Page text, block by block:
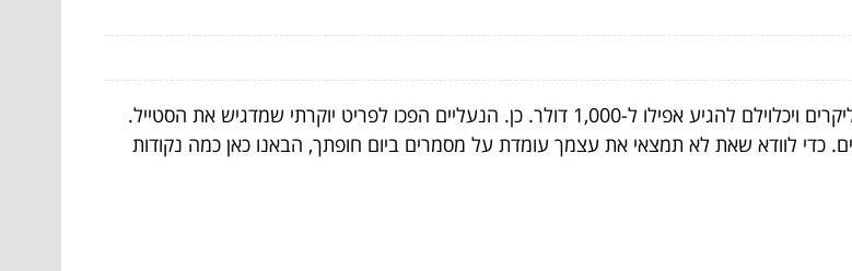
בחירת נעלי כלה היא דבר משמעותי לכל כלה. גם המחירים הופכים ליקרים ויכלוילם להגיע אפילו ל-1,000 דולר. כן. הנעליים הפכו לפריט יוקרתי שמדגיש את הסטייל.
כדי לוודא שאת לא תמצאי את עצמך עומדת על מסמרים ביום חופתך, הבאנו כאן כמה נקודות